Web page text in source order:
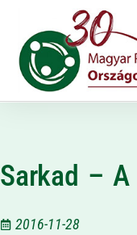
Sarkad –
2016-11-28